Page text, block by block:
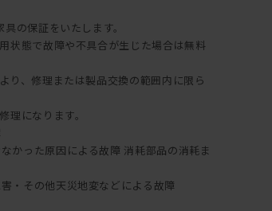
できません。
の保証をいたします。
状態で故障や不具合が生じた場合は無料
り、修理または製品交換の範囲内に限ら
理になります。
った原因による故障 消耗部品の消耗ま
・その他天災地変などによる故障